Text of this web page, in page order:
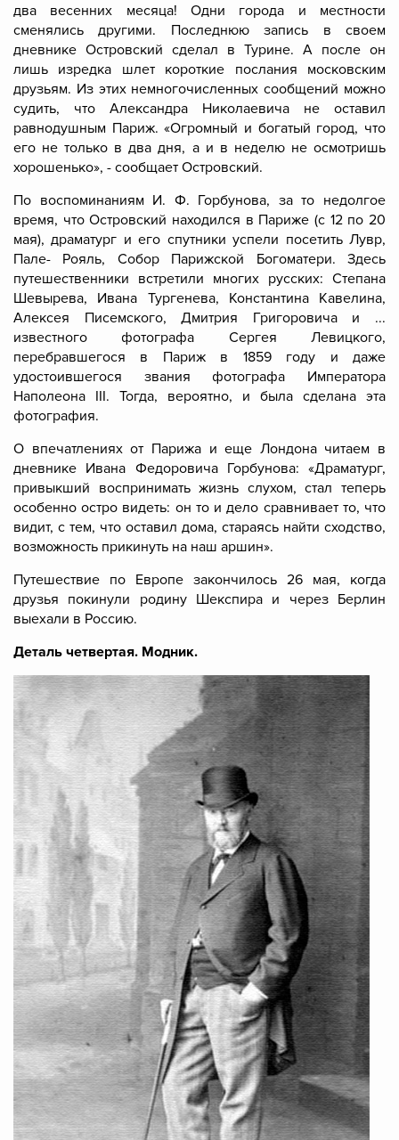
два весенних месяца! Одни города и местности
сменялись другими. Последнюю запись в своем
дневнике Островский сделал в Турине. А после он
лишь изредка шлет короткие послания московским
друзьям. Из этих немногочисленных сообщений можно
судить, что Александра Николаевича не оставил
равнодушным Париж. «Огромный и богатый город, что
его не только в два дня, а и в неделю не осмотришь
хорошенько», - сообщает Островский.
По воспоминаниям И. Ф. Горбунова, за то недолгое
время, что Островский находился в Париже (с 12 по 20
мая), драматург и его спутники успели посетить Лувр,
Пале- Рояль, Собор Парижской Богоматери. Здесь
путешественники встретили многих русских: Степана
Шевырева, Ивана Тургенева, Константина Кавелина,
Алексея Писемского, Дмитрия Григоровича и ...
известного фотографа Сергея Левицкого,
перебравшегося в Париж в 1859 году и даже
удостоившегося звания фотографа Императора
Наполеона III. Тогда, вероятно, и была сделана эта
фотография.
О впечатлениях от Парижа и еще Лондона читаем в
дневнике Ивана Федоровича Горбунова: «Драматург,
привыкший воспринимать жизнь слухом, стал теперь
особенно остро видеть: он то и дело сравнивает то, что
видит, с тем, что оставил дома, стараясь найти сходство,
возможность прикинуть на наш аршин».
Путешествие по Европе закончилось 26 мая, когда
друзья покинули родину Шекспира и через Берлин
выехали в Россию.
Деталь четвертая. Модник.